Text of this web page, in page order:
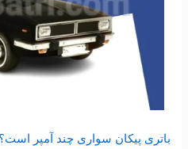
باتری پیکان سواری چند آمپر است؟